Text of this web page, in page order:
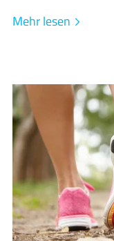
Mehr lesen